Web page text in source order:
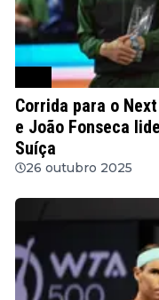
Corrida para o
e João Fonseca
Suíça
26 outubro 2025